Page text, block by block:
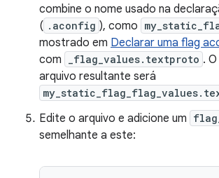
combine o nome usado na
( .aconfig ), como
mostrado em Declarar uma flag
com
_flag_values.textproto .
arquivo resultante será
Edite o arquivo e adicione um
semelhante a este: